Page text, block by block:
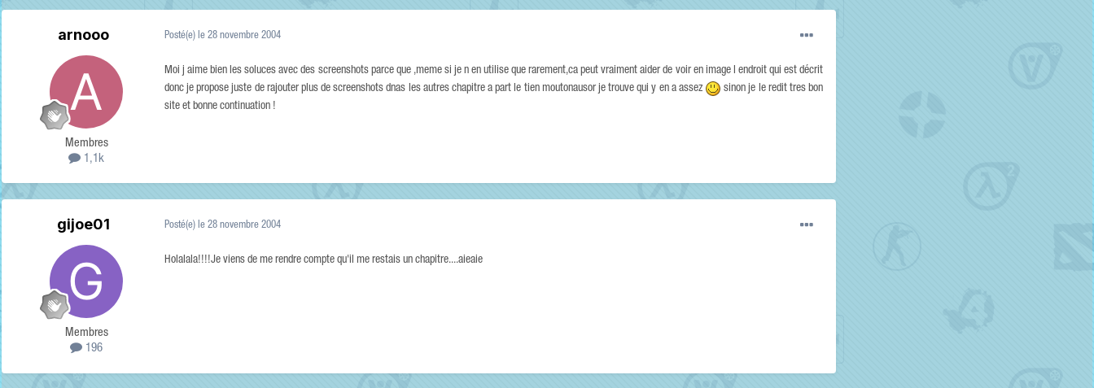
arnooo
Membres
1,1k
Posté(e) le 28 novembre 2004
Moi j aime bien les soluces avec des screenshots parce que ,meme si je n en utilise que rarement,ca peut vraiment aider de voir en image l endroit qui est décrit
donc je propose juste de rajouter plus de screenshots dnas les autres chapitre a part le tien moutonausor je trouve qui y en a assez
sinon je le redit tres bon
site et bonne continuation !
gijoe01
Membres
196
Posté(e) le 28 novembre 2004
Holalala!!!!Je viens de me rendre compte qu'il me restais un chapitre....aieaie